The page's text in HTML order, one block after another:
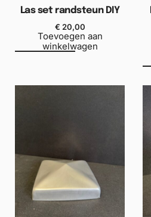
Las set randsteun DIY
€ 20,00
Toevoegen aan
winkelwagen